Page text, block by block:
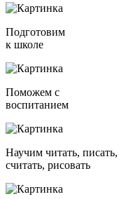
Подготовим
к школе
Поможем с
воспитанием
Научим читать, писать,
считать, рисовать